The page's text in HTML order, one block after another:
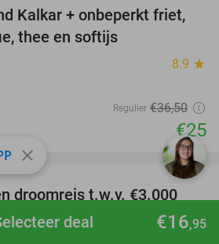
€16,95
deal
32%
Kalkar + onbeperkt friet,
thee en softijs
8.9 star
Regulier €36,50
€25
favorite_border
droomreis t.w.v. €3.000
close